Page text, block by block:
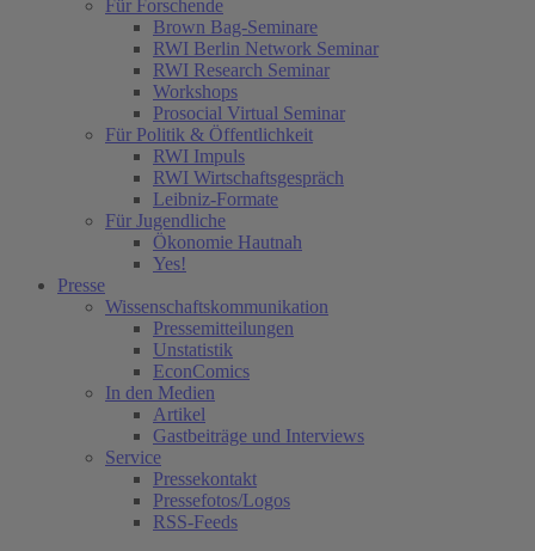
Für Forschende
Brown Bag-Seminare
RWI Berlin Network Seminar
RWI Research Seminar
Workshops
Prosocial Virtual Seminar
Für Politik & Öffentlichkeit
RWI Impuls
RWI Wirtschaftsgespräch
Leibniz-Formate
Für Jugendliche
Ökonomie Hautnah
Yes!
Presse
Wissenschaftskommunikation
Pressemitteilungen
Unstatistik
EconComics
In den Medien
Artikel
Gastbeiträge und Interviews
Service
Pressekontakt
Pressefotos/Logos
RSS-Feeds